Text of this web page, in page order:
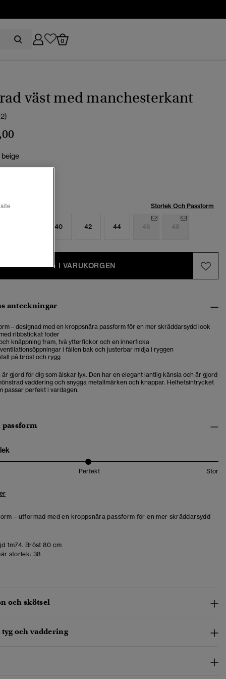
0
väst med manchesterkant
Storlek Och Passform
40 42 44 46 48
LÄGG I VARUKORGEN
anteckningar
– designad med en kroppsnära passform för en mer skräddarsydd look
ribbstickat foder
knäppning fram, två ytterfickor och en innerficka
i fållen bak och justerbar midja i ryggen
på bröst och rygg
är gjord för dig som älskar lyx. Den har en elegant lantlig känsla och är gjord
vaddering och snygga metallmärken och knappar. Helhetsintrycket
passar perfekt i vardagen.
Perfekt Stor
– utformad med en kroppsnära passform för en mer skräddarsydd
1m74. Bröst 80 cm
storlek: 38
och skötsel
och vaddering